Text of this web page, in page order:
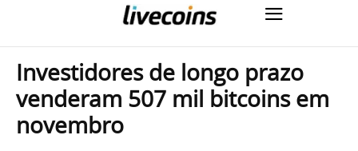
Investidores de longo prazo
venderam 507 mil bitcoins em
novembro